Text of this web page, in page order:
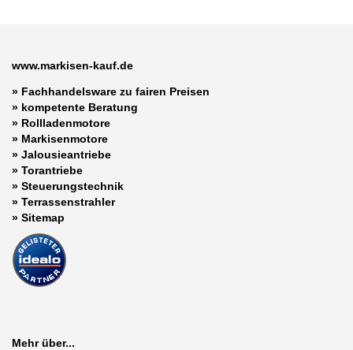
www.markisen-kauf.de
» Fachhandelsware zu fairen Preisen
» kompetente Beratung
» Rollladenmotore
» Markisenmotore
» Jalousieantriebe
» Torantriebe
» Steuerungstechnik
» Terrassenstrahler
» Sitemap
Mehr über...